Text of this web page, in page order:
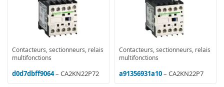
Contacteurs, sectionneurs, relais
multifonctions
d0d7dbff9064– CA2KN22P72
Contacteurs, sectionneurs, relais
multifonctions
a91356931a10– CA2KN22P7